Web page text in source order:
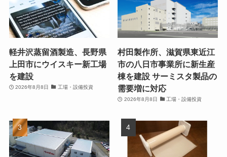
軽井沢蒸留酒製造、長野県
上田市にウイスキー新工場
を建設
2026年8月8日 工場・設備投資
村田製作所、滋賀県東近江
市の八日市事業所に新生産
棟を建設 サーミスタ製品の
需要増に対応
2026年8月8日 工場・設備投資